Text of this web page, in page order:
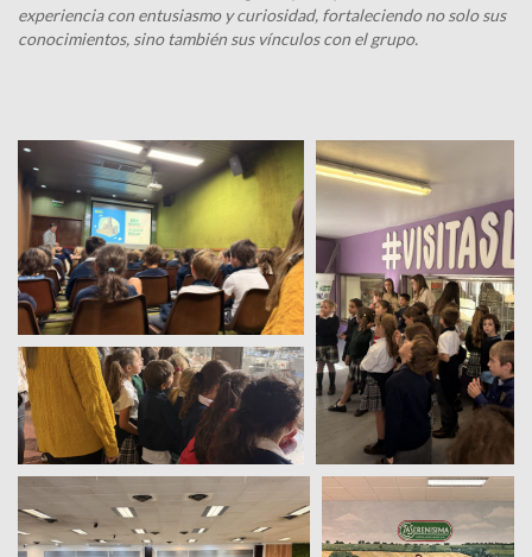
experiencia con entusiasmo y curiosidad, fortaleciendo no solo sus
conocimientos, sino también sus vínculos con el grupo.